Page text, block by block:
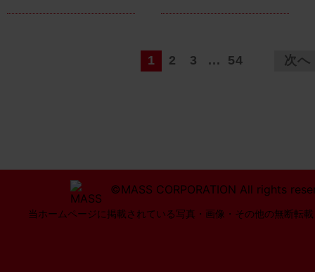
1 2 3 ... 54 次
©MASS CORPORATION All rights
当ホームページに掲載されている写真・画像・その他の無断転